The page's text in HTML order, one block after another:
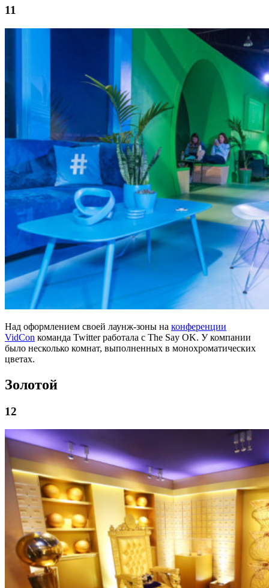
11
Над оформлением своей лаунж-зоны на конференции
VidCon команда Twitter работала с The Say OK. У компании
было несколько комнат, выполненных в монохроматических
цветах.
Золотой
12